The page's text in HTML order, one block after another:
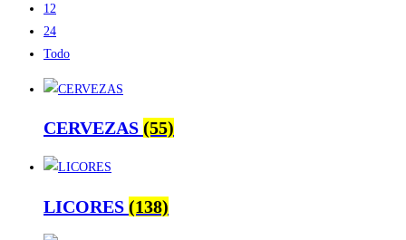
12
24
Todo
CERVEZAS (55)
LICORES (138)